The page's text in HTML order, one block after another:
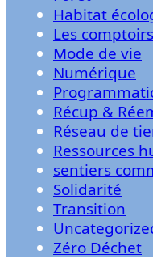
Habitat
Les comptoirs
Mode de vie
Numérique
Récup &
Réseau de
Ressources
sentiers
Solidarité
Transition
Zéro Déchet